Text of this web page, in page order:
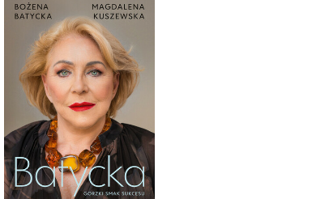
BATYCKA. GORZKI
SMAK SUKCESU
MAGDALENA KUSZEWSKA,
BOŻENA BATYCKA
OPRAWA MIĘKKA
59,99 ZŁ